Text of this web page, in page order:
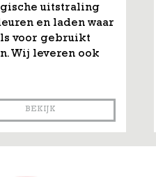
uitstraling
en laden waar
voor gebruikt
Wij leveren ook
BEKIJK